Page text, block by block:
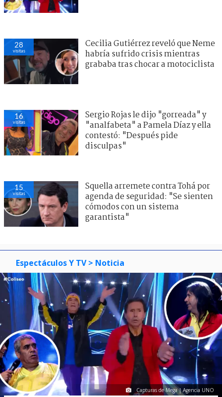
28
visitas
Cecilia Gutiérrez reveló que Neme
habría sufrido crisis mientras
grababa tras chocar a motociclista
16
visitas
Sergio Rojas le dijo "gorreada" y
"analfabeta" a Pamela Díaz y ella
contestó: "Después pide
disculpas"
15
visitas
Squella arremete contra Tohá por
agenda de seguridad: "Se sienten
cómodos con un sistema
garantista"
Espectáculos Y TV > Noticia
Capturas de Mega | Agencia UNO